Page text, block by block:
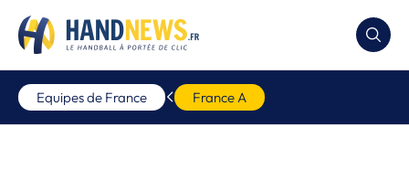
Equipes de France France A